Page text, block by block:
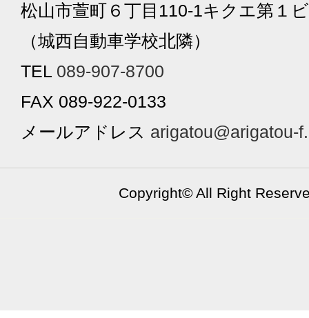
松山市萱町６丁目110-1キクエ第１
（城西自動車学校北隣）
TEL 089-907-8700
FAX 089-922-0133
メールアドレス arigatou@arigatou-
Copyright© All Right